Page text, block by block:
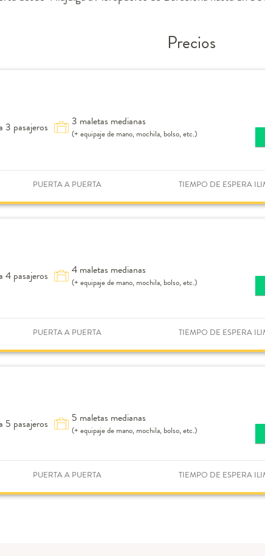
Precios
3 pasajeros 3 maletas medianas
(+ equipaje de mano, mochila, bolso, etc.)
PUERTA A PUERTA TIEMPO DE ESPERA
4 pasajeros 4 maletas medianas
(+ equipaje de mano, mochila, bolso, etc.)
PUERTA A PUERTA TIEMPO DE ESPERA
5 pasajeros 5 maletas medianas
(+ equipaje de mano, mochila, bolso, etc.)
PUERTA A PUERTA TIEMPO DE ESPERA